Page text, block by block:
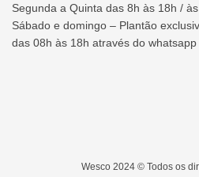
Segunda a Quinta das 8h às 18h /
Sábado e domingo – Plantão
das 08h às 18h através do whatsapp
Wesco 2024 © Todos os